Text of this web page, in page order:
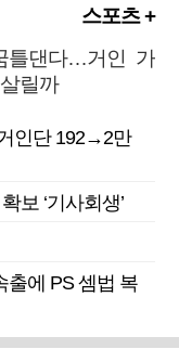
스포츠 +
틀댄다…거인 가
릴까
인단 192→2만
보 ‘기사회생’
에 PS 셈법 복